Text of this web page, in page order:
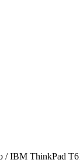
IBM ThinkPad